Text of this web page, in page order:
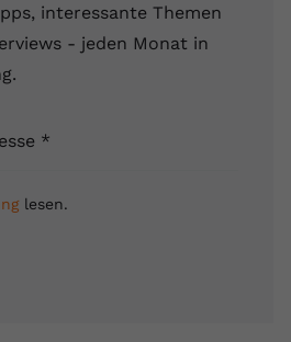
interessante Themen
- jeden Monat in
*
lesen.